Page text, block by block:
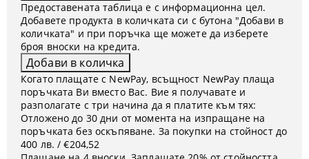
Предоставената таблица е с информационна цел.
Добавете продукта в количката си с бутона "Добави в
количката" и при поръчка ще можете да изберете
броя вноски на кредита.
Когато плащате с NewPay, всъщност NewPay плаща
поръчката Ви вместо Вас. Вие я получавате и
разполагате с три начина да я платите към тях:
Отложено до 30 дни от момента на изпращане на
поръчката без оскъпяване. За покупки на стойност до
400 лв. / €204,52